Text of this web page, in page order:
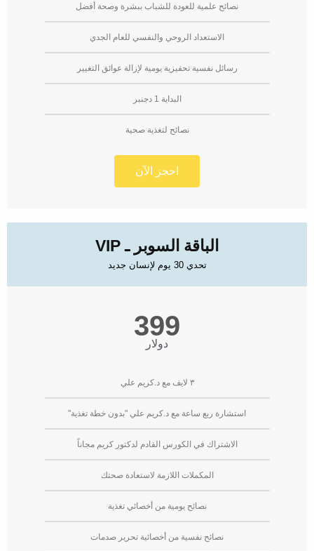
نصائح علمية للعودة للشباب ببشرة وصحة أفضل
⁠⁠الاستعداد الروحي والنفسي للعام الجدي
رسائل نفسية تحفيزية يومية لإزالة عوائق التغيير
البداية 1 دجنبر
⁠⁠نصائح لتغذية صحية
احجز الآن
الباقة السوبر ـ VIP
تحدي 30 يوم لإنسان جديد
399
دولار
٣ لايف مع د.كريم علي
استشارة ربع ساعة مع د.كريم علي "بدون خطة تغذية"
الاشتراك في الكورس القادم لدكتور كريم مجاناً
المكملات اللازمة لاستعادة صحتك
⁠⁠نصائح يومية من أخصائي تغذية
⁠⁠نصائح نفسية من أخصائية تحرير صدمات